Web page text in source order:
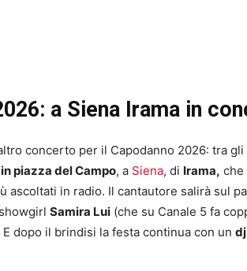
a Siena Irama in
concerto per il Capodanno 2026: tra
in piazza del Campo, a Siena, di Irama, che
ascoltati in radio. Il cantautore salirà sul
Samira Lui (che su Canale 5 fa
E dopo il brindisi la festa continua con un